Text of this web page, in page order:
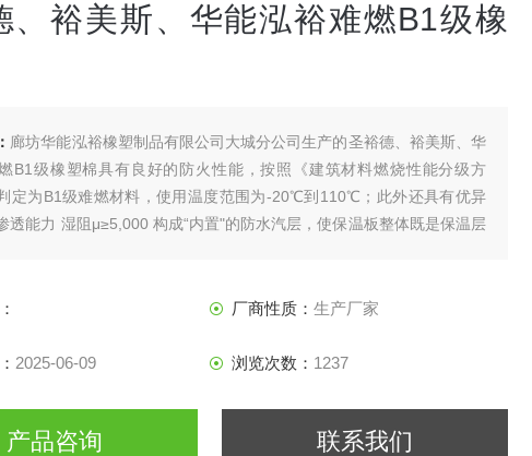
、裕美斯、华能泓裕难燃B1级橡
廊坊华能泓裕橡塑制品有限公司大城分公司生产的圣裕德、裕美斯、华
B1级橡塑棉具有良好的防火性能，按照《建筑材料燃烧性能分级方
定为B1级难燃材料，使用温度范围为-20℃到110℃；此外还具有优异
透能力 湿阻μ≥5,000 构成“内置"的防水汽层，使保温板整体既是保温层
厂商性质： 生产厂家
2025-06-09 浏览次数： 1237
产品咨询 联系我们